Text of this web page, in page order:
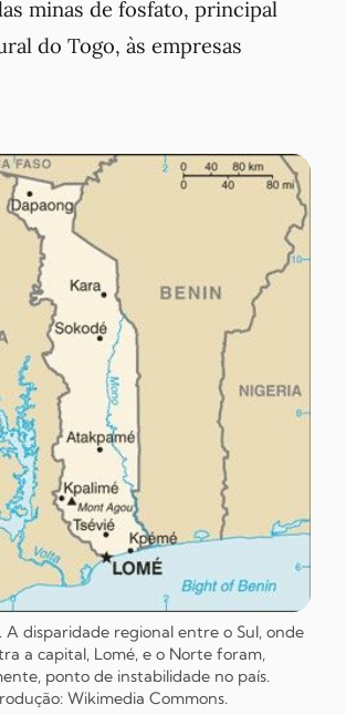
minas de fosfato, principal
do Togo, às empresas
A disparidade regional entre o Sul, onde
a capital, Lomé, e o Norte foram,
ponto de instabilidade no país.
Wikimedia Commons.